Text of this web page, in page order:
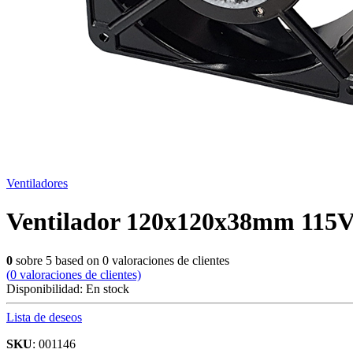
Ventiladores
Ventilador 120x120x38mm
0 sobre 5 based on 0 valoraciones de clientes
(0 valoraciones de clientes)
Disponibilidad: En stock
Lista de deseos
SKU: 001146